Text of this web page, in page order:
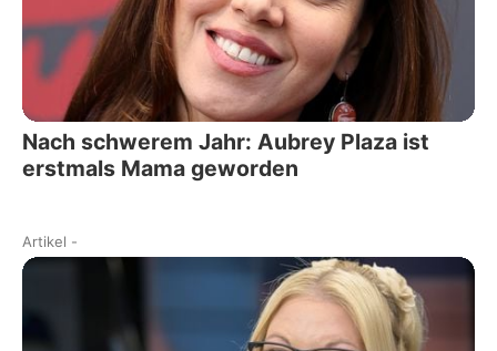
Nach schwerem Jahr: Aubrey Plaza ist
erstmals Mama geworden
Artikel -